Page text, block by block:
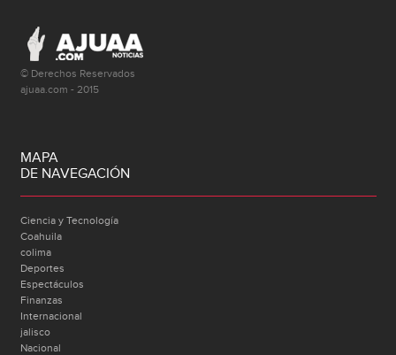
© Derechos Reservados
ajuaa.com - 2015
MAPA
DE NAVEGACIÓN
Ciencia y Tecnología
Coahuila
colima
Deportes
Espectáculos
Finanzas
Internacional
jalisco
Nacional